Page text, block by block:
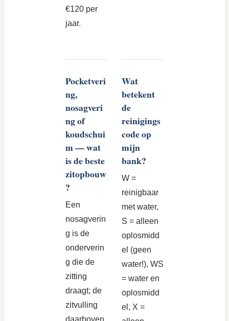
€120 per
jaar.
Pocketveri
ng,
nosagveri
ng of
koudschui
m — wat
is de beste
zitopbouw
?
Een
nosagverin
g is de
onderverin
g die de
zitting
draagt; de
zitvulling
daarboven
Wat
betekent
de
reinigings
code op
mijn
bank?
W =
reinigbaar
met water,
S = alleen
oplosmidd
el (geen
water!), WS
= water en
oplosmidd
el, X =